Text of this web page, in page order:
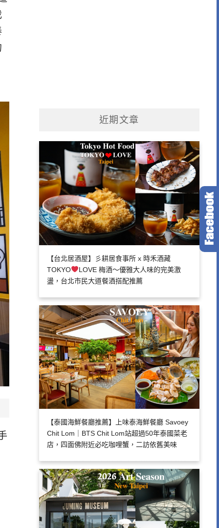
近期文章
【台北居酒屋】彡耕居食事所 x 時禾酒藏
TOKYO
LOVE 梅酒～優雅大人味的完美激
盪，台北市民大道餐酒搭配推薦
【泰國海鮮餐廳推薦】上味泰海鮮餐廳 Savoey
Chit Lom｜BTS Chit Lom站超過50年泰國菜老
店，四面佛附近必吃咖哩蟹，二訪依舊美味